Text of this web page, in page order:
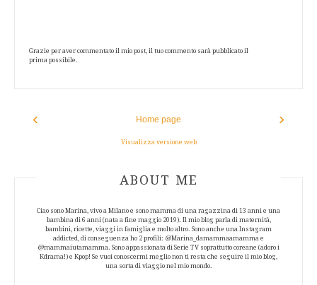
Grazie per aver commentato il mio post, il tuo commento sarà pubblicato il
prima possibile.
‹ ›
Home page
Visualizza versione web
ABOUT AUTHOR
ABOUT ME
Ciao sono Marina, vivo a Milano e sono mamma di una ragazzina di 13 anni e una
bambina di 6 anni (nata a fine maggio 2019). Il mio blog parla di maternità,
bambini, ricette, viaggi in famiglia e molto altro. Sono anche una Instagram
addicted, di conseguenza ho 2 profili: @Marina_damammaamamma e
@mammaiutamamma. Sono appassionata di Serie TV soprattutto coreane (adoro i
Kdrama!) e Kpop! Se vuoi conoscermi meglio non ti resta che seguire il mio blog,
una sorta di viaggio nel mio mondo.